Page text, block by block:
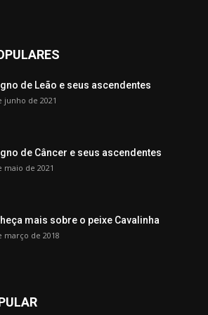
de Leão e seus ascendentes
junho de 2021
de Câncer e seus ascendentes
maio de 2021
mais sobre o peixe Cavalinha
março de 2018